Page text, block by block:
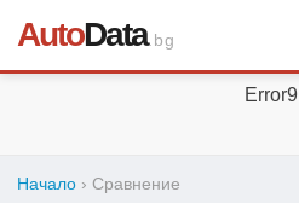
AutoData.bg
Error9
Начало › Сравнение